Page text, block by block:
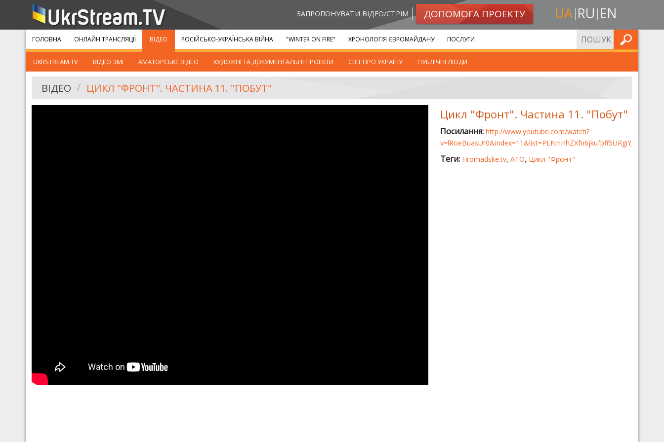
ЗАПРОПОНУВАТИ ВІДЕО/СТРІМ ДОПОМОГА ПРОЕКТУ UA RU EN
ГОЛОВНА ОНЛАЙН ТРАНСЛЯЦІЇ ВІДЕО
UKRSTREAM.TV ВІДЕО ЗМІ АМАТОРСЬКЕ ВІДЕО ХУДОЖНІ ТА ДОКУМЕНТАЛЬНІ ПРОЕКТИ СВІТ ПРО УКРАЇНУ ПУБЛІЧНІ ЛЮДИ
РОСІЙСЬКО-УКРАЇНСЬКА ВІЙНА "WINTER ON FIRE" ХРОНОЛОГІЯ ЄВРОМАЙДАНУ ПОСЛУГИ ШУКАТИ
ВІДЕО ЦИКЛ "ФРОНТ". ЧАСТИНА 11. "ПОБУТ"
Цикл "Фронт". Частина 11. "Побут"
Посилання: http://www.youtube.com/watch?
Теги: Hromadske.tv, АТО, Цикл "Фронт"